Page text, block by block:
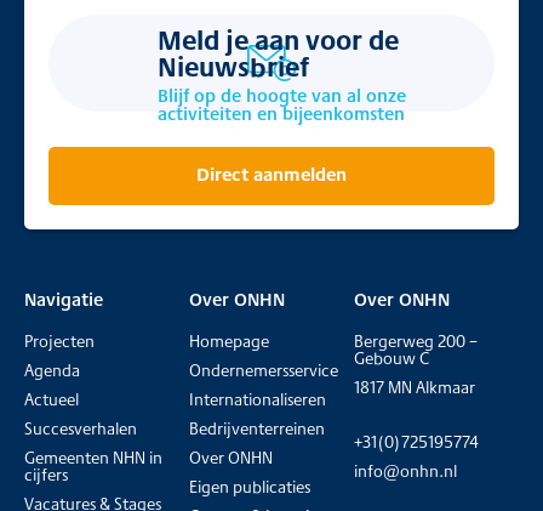
Meld je aan voor de
Nieuwsbrief
Blijf op de hoogte van al onze
activiteiten en bijeenkomsten
Direct aanmelden
Navigatie
Projecten
Agenda
Actueel
Succesverhalen
Gemeenten NHN in
cijfers
Vacatures & Stages
Over ONHN
Homepage
Ondernemersservice
Internationaliseren
Bedrijventerreinen
Over ONHN
Eigen publicaties
Over ONHN
Bergerweg 200 –
Gebouw C
1817 MN Alkmaar
+31(0)725195774
info@onhn.nl